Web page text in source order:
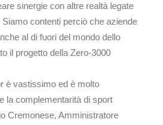
sinergie con altre realtà legate
Siamo contenti perciò che aziende
al di fuori del mondo dello
il progetto della Zero-3000
è vastissimo ed è molto
la complementarità di sport
Cremonese, Amministratore